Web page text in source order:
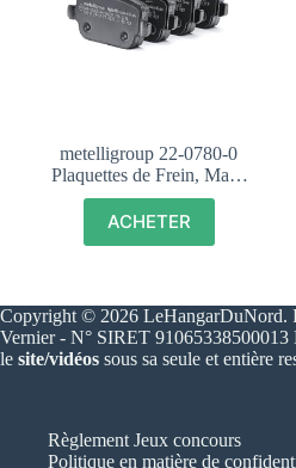
metelligroup 22-0780-0
Plaquettes de Frein, Made
in Italy, PiÃ¨ce de
Rechange pour Voiture,
CertifiÃ©s ECE R90,
ACHETER
Copyright © 2026 LeHangarDuNord.
Vernier - N° SIRET 91065338500013
le site/vidéos sous sa seule et entière
Règlement Jeux concours
Politique en matière de